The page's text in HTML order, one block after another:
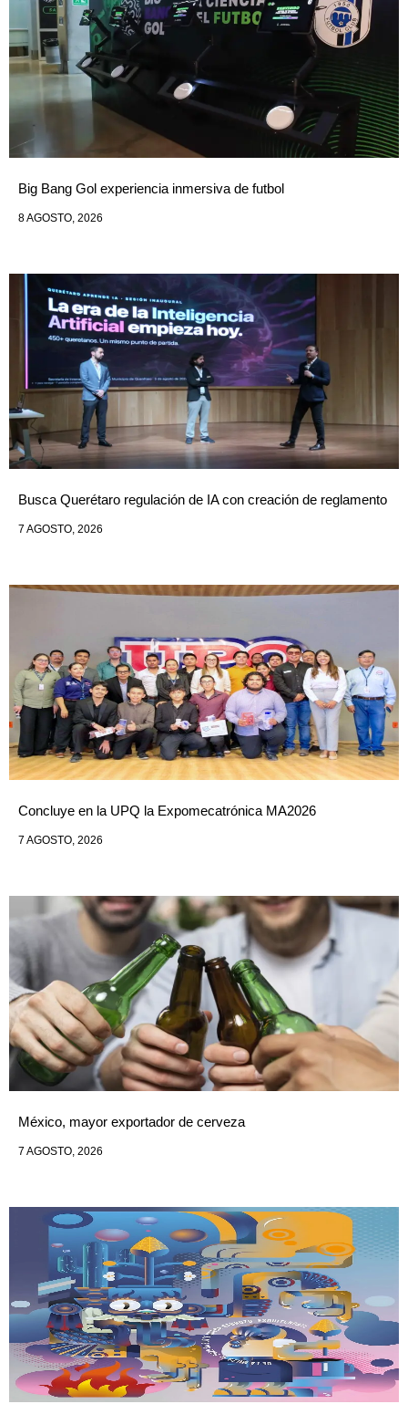
Big Bang Gol experiencia inmersiva de futbol
8 AGOSTO, 2026
Busca Querétaro regulación de IA con creación de reglamento
7 AGOSTO, 2026
Concluye en la UPQ la Expomecatrónica MA2026
7 AGOSTO, 2026
México, mayor exportador de cerveza
7 AGOSTO, 2026